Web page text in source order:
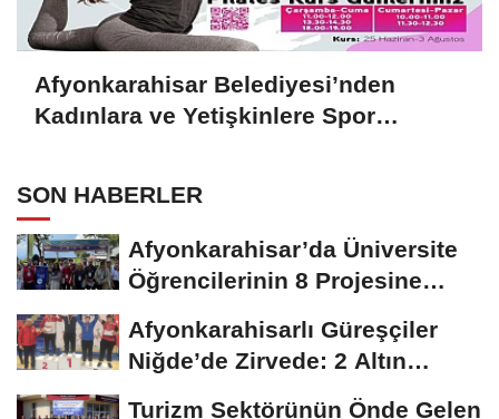
Afyonkarahisar Belediyesi’nden
Kadınlara ve Yetişkinlere Spor
SON HABERLER
Afyonkarahisar’da Üniversite
Öğrencilerinin 8 Projesine
Afyonkarahisarlı Güreşçiler
Niğde’de Zirvede: 2 Altın
Turizm Sektörünün Önde Gelen